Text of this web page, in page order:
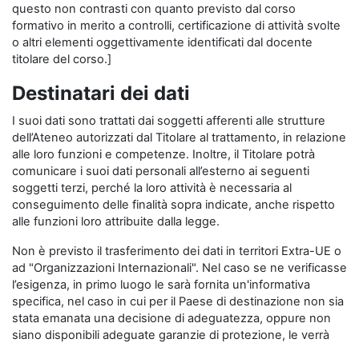
questo non contrasti con quanto previsto dal corso
formativo in merito a controlli, certificazione di attività svolte
o altri elementi oggettivamente identificati dal docente
titolare del corso.]
Destinatari dei dati
I suoi dati sono trattati dai soggetti afferenti alle strutture
dell’Ateneo autorizzati dal Titolare al trattamento, in relazione
alle loro funzioni e competenze. Inoltre, il Titolare potrà
comunicare i suoi dati personali all’esterno ai seguenti
soggetti terzi, perché la loro attività è necessaria al
conseguimento delle finalità sopra indicate, anche rispetto
alle funzioni loro attribuite dalla legge.
Non è previsto il trasferimento dei dati in territori Extra-UE o
ad "Organizzazioni Internazionali". Nel caso se ne verificasse
l’esigenza, in primo luogo le sarà fornita un'informativa
specifica, nel caso in cui per il Paese di destinazione non sia
stata emanata una decisione di adeguatezza, oppure non
siano disponibili adeguate garanzie di protezione, le verrà